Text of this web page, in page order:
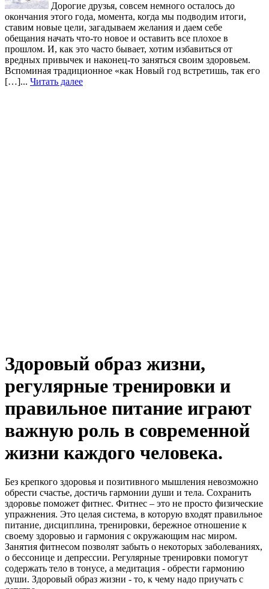
Дорогие друзья, совсем немного осталось до
окончания этого года, момента, когда мы подводим итоги,
ставим новые цели, загадываем желания и даем себе
обещания начать что-то новое и оставить все плохое в
прошлом. И, как это часто бывает, хотим избавиться от
вредных привычек и наконец-то заняться своим здоровьем.
Вспоминая традиционное «как Новый год встретишь, так его
[…]... Читать далее
Здоровый образ жизни,
регулярные тренировки и
правильное питание играют
важную роль в современной
жизни каждого человека.
Без крепкого здоровья и позитивного мышления невозможно
обрести счастье, достичь гармонии души и тела. Сохранить
здоровье поможет фитнес. Фитнес – это не просто физические
упражнения. Это целая система, в которую входят правильное
питание, дисциплина, тренировки, бережное отношение к
своему здоровью и гармония с окружающим нас миром.
Занятия фитнесом позволят забыть о некоторых заболеваниях,
о бессонице и депрессии. Регулярные тренировки помогут
содержать тело в тонусе, а медитация - обрести гармонию
души. Здоровый образ жизни - то, к чему надо приучать с